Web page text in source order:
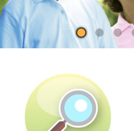
社署长者资讯网